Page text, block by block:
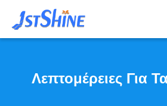
Λεπτομέρειες Για